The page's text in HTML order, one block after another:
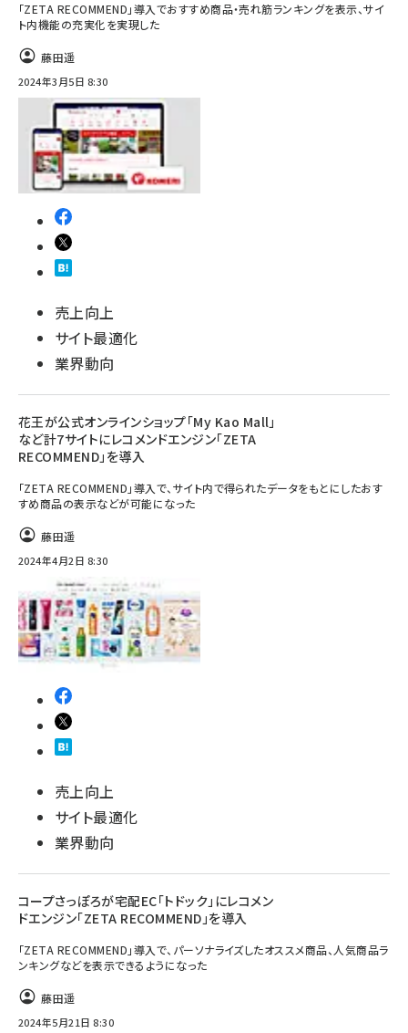
「ZETA RECOMMEND」導入でおすすめ商品・売れ筋ランキングを表示、サイ
ト内機能の充実化を実現した
藤田遥
2024年3月5日 8:30
売上向上
サイト最適化
業界動向
花王が公式オンラインショップ「My Kao Mall」
など計7サイトにレコメンドエンジン「ZETA
RECOMMEND」を導入
「ZETA RECOMMEND」導入で、サイト内で得られたデータをもとにしたおす
すめ商品の表示などが可能になった
藤田遥
2024年4月2日 8:30
売上向上
サイト最適化
業界動向
コープさっぽろが宅配EC「トドック」にレコメン
ドエンジン「ZETA RECOMMEND」を導入
「ZETA RECOMMEND」導入で、パーソナライズしたオススメ商品、人気商品ラ
ンキングなどを表示できるようになった
藤田遥
2024年5月21日 8:30